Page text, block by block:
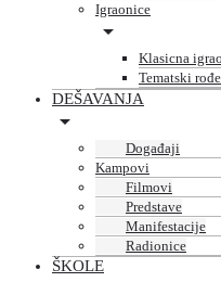
Igraonice
Klasicna
Tematski
DEŠAVANJA
Događaji
Kampovi
Filmovi
Predstave
Manifestacije
Radionice
ŠKOLE